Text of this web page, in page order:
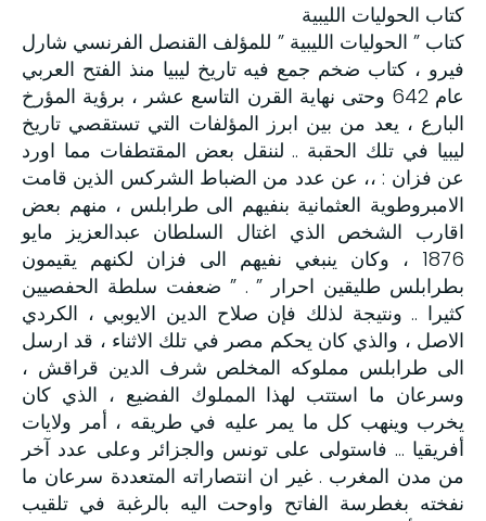
كتاب الحوليات الليبية
كتاب ” الحوليات الليبية ” للمؤلف القنصل الفرنسي شارل
فيرو ، كتاب ضخم جمع فيه تاريخ ليبيا منذ الفتح العربي
عام 642 وحتى نهاية القرن التاسع عشر ، برؤية المؤرخ
البارع ، يعد من بين ابرز المؤلفات التي تستقصي تاريخ
ليبيا في تلك الحقبة .. لننقل بعض المقتطفات مما اورد
عن فزان : ،، عن عدد من الضباط الشركس الذين قامت
الامبروطوية العثمانية بنفيهم الى طرابلس ، منهم بعض
اقارب الشخص الذي اغتال السلطان عبدالعزيز مايو
1876 ، وكان ينبغي نفيهم الى فزان لكنهم يقيمون
بطرابلس طليقين احرار ” . ” ضعفت سلطة الحفصيين
كثيرا .. ونتيجة لذلك فإن صلاح الدين الايوبي ، الكردي
الاصل ، والذي كان يحكم مصر في تلك الاثناء ، قد ارسل
الى طرابلس مملوكه المخلص شرف الدين قراقش ،
وسرعان ما استتب لهذا المملوك الفضيع ، الذي كان
يخرب وينهب كل ما يمر عليه في طريقه ، أمر ولايات
أفريقيا … فاستولى على تونس والجزائر وعلى عدد آخر
من مدن المغرب . غير ان انتصاراته المتعددة سرعان ما
نفخته بغطرسة الفاتح واوحت اليه بالرغبة في تلقيب